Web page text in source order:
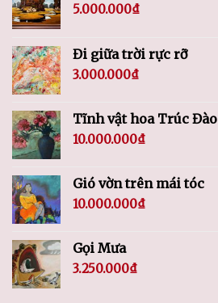
5.000.000₫
Đi giữa trời rực rỡ
3.000.000₫
Tĩnh vật hoa Trúc Đào
10.000.000₫
Gió vờn trên mái tóc
10.000.000₫
Gọi Mưa
3.250.000₫